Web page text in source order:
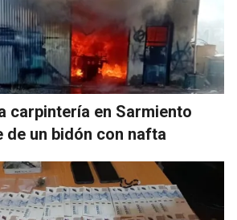
carpintería en Sarmiento
de un bidón con nafta